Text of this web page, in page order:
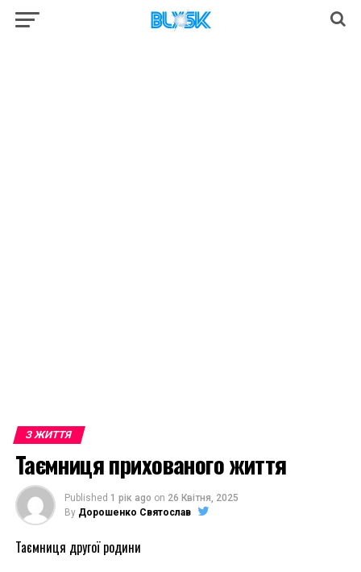
З ЖИТТЯ
Таємниця прихованого життя
Published 1 рік ago on 26 Квітня, 2025
By Дорошенко Святослав
Таємниця другої родини